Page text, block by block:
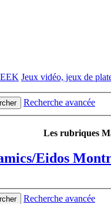
Jeux vidéo, jeux de
Recherche avancée
Les rubriques
Eidos
Recherche avancée